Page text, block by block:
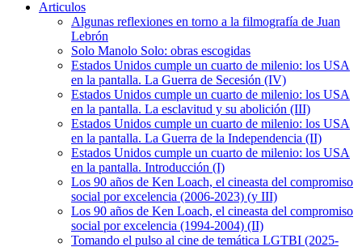
Articulos
Algunas reflexiones en torno a la filmografía de Juan
Lebrón
Solo Manolo Solo: obras escogidas
Estados Unidos cumple un cuarto de milenio: los USA
en la pantalla. La Guerra de Secesión (IV)
Estados Unidos cumple un cuarto de milenio: los USA
en la pantalla. La esclavitud y su abolición (III)
Estados Unidos cumple un cuarto de milenio: los USA
en la pantalla. La Guerra de la Independencia (II)
Estados Unidos cumple un cuarto de milenio: los USA
en la pantalla. Introducción (I)
Los 90 años de Ken Loach, el cineasta del compromiso
social por excelencia (2006-2023) (y III)
Los 90 años de Ken Loach, el cineasta del compromiso
social por excelencia (1994-2004) (II)
Tomando el pulso al cine de temática LGTBI (2025-